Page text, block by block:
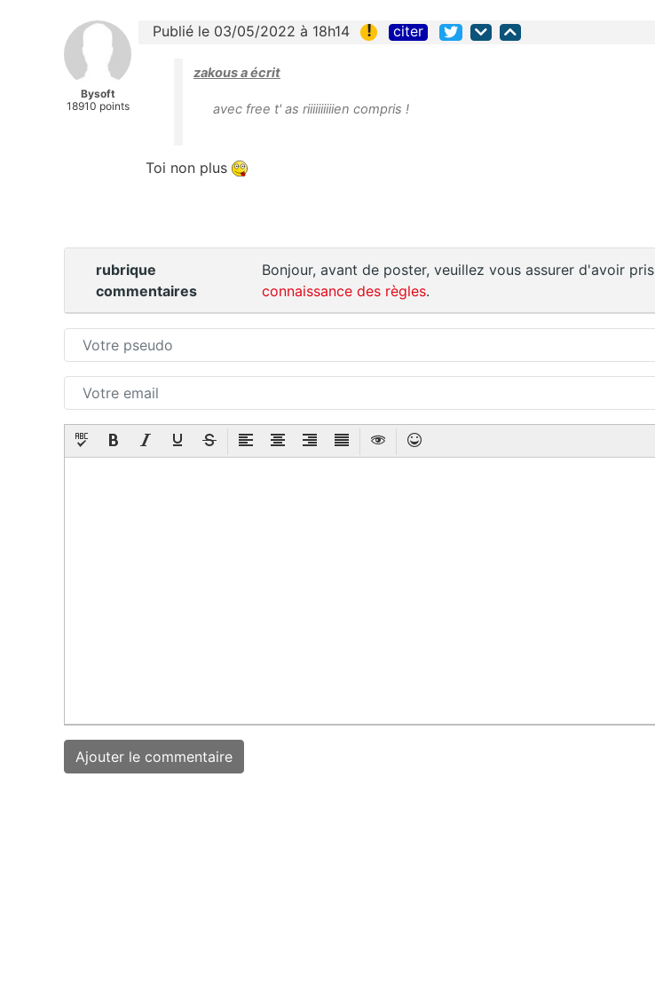
Bysoft
18910 points
Publié le 03/05/2022 à 18h14 ! citer
zakous a écrit
avec free t' as riiiiiiiiiien compris !
Toi non plus
rubrique
commentaires
Bonjour, avant de poster, veuillez vous assurer d'avoir pris
connaissance des règles.